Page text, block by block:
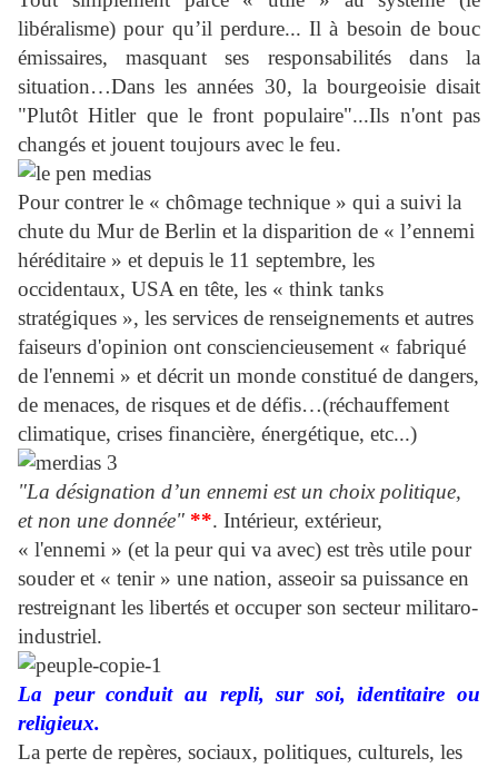
libéralisme) pour qu’il perdure... Il à besoin de bouc
émissaires, masquant ses responsabilités dans la
situation…Dans les années 30, la bourgeoisiedisait
"Plutôt Hitler que le front populaire"...Ils n'ont pas
changés et jouent toujours avec le feu.
Pour contrer le « chômage technique » qui a suivi la
chute du Mur de Berlin et la disparition de « l’ennemi
héréditaire » et depuis le 11 septembre, les
occidentaux, USA en tête, les « think tanks
stratégiques », les services de renseignements et autres
faiseurs d'opinion ont consciencieusement « fabriqué
de l'ennemi » et décrit un monde constitué de dangers,
de menaces, de risques et de défis…(réchauffement
climatique, crises financière, énergétique, etc...)
"La désignation d’un ennemi est un choix politique,
et non une donnée" **. Intérieur, extérieur,
« l'ennemi » (et la peur qui va avec) est très utile pour
souder et « tenir » une nation, asseoir sa puissance en
restreignant les libertés et occuper son secteur militaro-
industriel.
La peur conduit au repli, sur soi, identitaire ou
religieux.
La perte de repères, sociaux, politiques, culturels, les